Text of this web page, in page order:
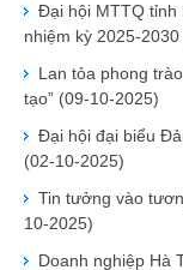
Đại hội MTTQ tỉnh
nhiệm kỳ 2025-2030
Lan tỏa phong
tạo” (09-10-2025)
Đại hội đại biểu
(02-10-2025)
Tin tưởng vào
10-2025)
Doanh nghiệp Hà